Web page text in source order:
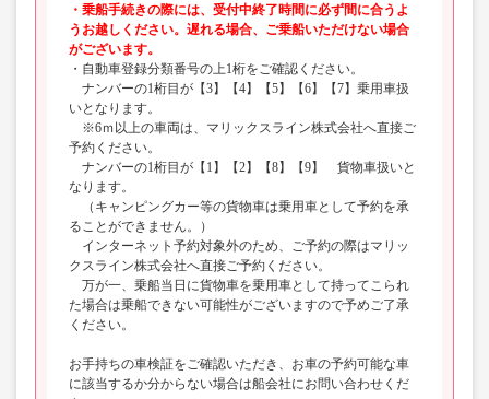
・乗船手続きの際には、受付中終了時間に必ず間に合うよ
うお越しください。遅れる場合、ご乗船いただけない場合
がございます。
・自動車登録分類番号の上1桁をご確認ください。
ナンバーの1桁目が【3】【4】【5】【6】【7】乗用車扱
いとなります。
※6ｍ以上の車両は、マリックスライン株式会社へ直接ご
予約ください。
ナンバーの1桁目が【1】【2】【8】【9】 貨物車扱いと
なります。
（キャンピングカー等の貨物車は乗用車として予約を承
ることができません。）
インターネット予約対象外のため、ご予約の際はマリッ
クスライン株式会社へ直接ご予約ください。
万が一、乗船当日に貨物車を乗用車として持ってこられ
た場合は乗船できない可能性がございますので予めご了承
ください。
お手持ちの車検証をご確認いただき、お車の予約可能な車
に該当するか分からない場合は船会社にお問い合わせくだ